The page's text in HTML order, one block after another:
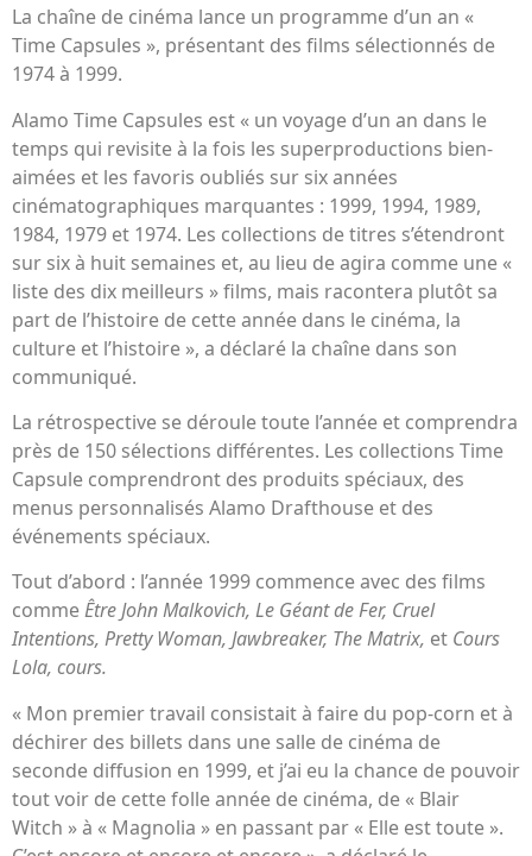
La chaîne de cinéma lance un programme d’un an «
Time Capsules », présentant des films sélectionnés de
1974 à 1999.
Alamo Time Capsules est « un voyage d’un an dans le
temps qui revisite à la fois les superproductions bien-
aimées et les favoris oubliés sur six années
cinématographiques marquantes : 1999, 1994, 1989,
1984, 1979 et 1974. Les collections de titres s’étendront
sur six à huit semaines et, au lieu de agira comme une «
liste des dix meilleurs » films, mais racontera plutôt sa
part de l’histoire de cette année dans le cinéma, la
culture et l’histoire », a déclaré la chaîne dans son
communiqué.
La rétrospective se déroule toute l’année et comprendra
près de 150 sélections différentes. Les collections Time
Capsule comprendront des produits spéciaux, des
menus personnalisés Alamo Drafthouse et des
événements spéciaux.
Tout d’abord : l’année 1999 commence avec des films
commeÊtre John Malkovich, Le Géant de Fer, Cruel
Intentions, Pretty Woman, Jawbreaker, The Matrix, et Cours
Lola, cours.
« Mon premier travail consistait à faire du pop-corn et à
déchirer des billets dans une salle de cinéma de
seconde diffusion en 1999, et j’ai eu la chance de pouvoir
tout voir de cette folle année de cinéma, de « Blair
Witch » à « Magnolia » en passant par « Elle est toute ».